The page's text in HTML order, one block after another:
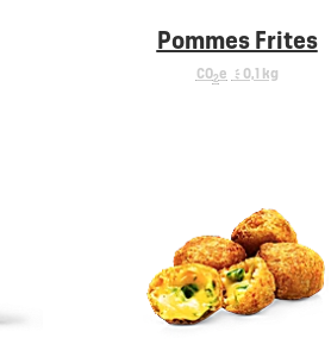
Pommes Frites
CO2e < 0,1 kg